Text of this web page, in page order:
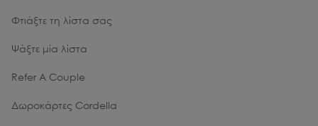
Φτιάξτε τη λίστα σας
Ψάξτε μία λίστα
Refer A Couple
Δωροκάρτες Cordella